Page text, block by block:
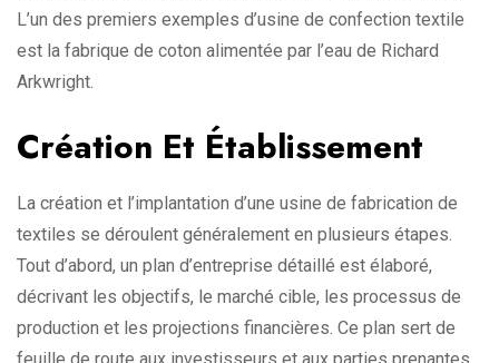
L’un des premiers exemples d’usine de confection textile
est la fabrique de coton alimentée par l’eau de Richard
Arkwright.
Création Et Établissement
La création et l’implantation d’une usine de fabrication de
textiles se déroulent généralement en plusieurs étapes.
Tout d’abord, un plan d’entreprise détaillé est élaboré,
décrivant les objectifs, le marché cible, les processus de
production et les projections financières. Ce plan sert de